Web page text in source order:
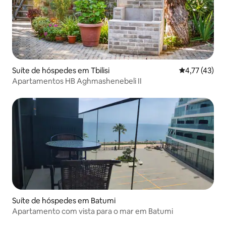
Suíte de hóspedes em Tbilisi
4,77 (43)
Apartamentos HB Aghmashenebeli II
Suíte de hóspedes em Batumi
Apartamento com vista para o mar em Batumi